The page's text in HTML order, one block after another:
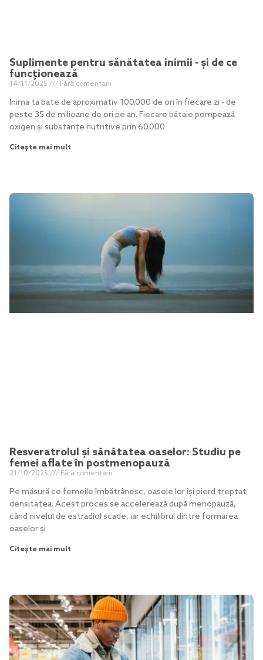
Suplimente pentru sănătatea inimii - și de ce
funcționează
14/11/2025 Fără comentarii
Inima ta bate de aproximativ 100.000 de ori în fiecare zi - de
peste 35 de milioane de ori pe an. Fiecare bătaie pompează
oxigen și substanțe nutritive prin 60.000
Citește mai mult
Resveratrolul și sănătatea oaselor: Studiu pe
femei aflate în postmenopauză
21/10/2025 Fără comentarii
Pe măsură ce femeile îmbătrânesc, oasele lor își pierd treptat
densitatea. Acest proces se accelerează după menopauză,
când nivelul de estradiol scade, iar echilibrul dintre formarea
oaselor și
Citește mai mult